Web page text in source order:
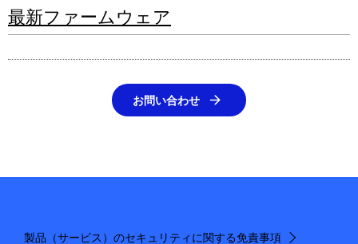
最新ファームウェア
お問い合わせ
製品（サービス）のセキュリティに関する免責事項